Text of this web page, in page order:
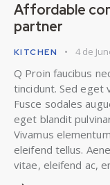
Affordable
partner
KITCHEN 4 de
Q Proin faucibus
tincidunt. Sed eget
Fusce sodales
eget blandit
Vivamus
eleifend tellus.
vitae, eleifend ac,